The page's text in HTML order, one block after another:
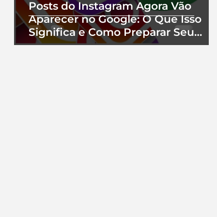
Posts do Instagram Agora Vão
Aparecer no Google: O Que Isso
Significa e Como Preparar Seu
Perfil